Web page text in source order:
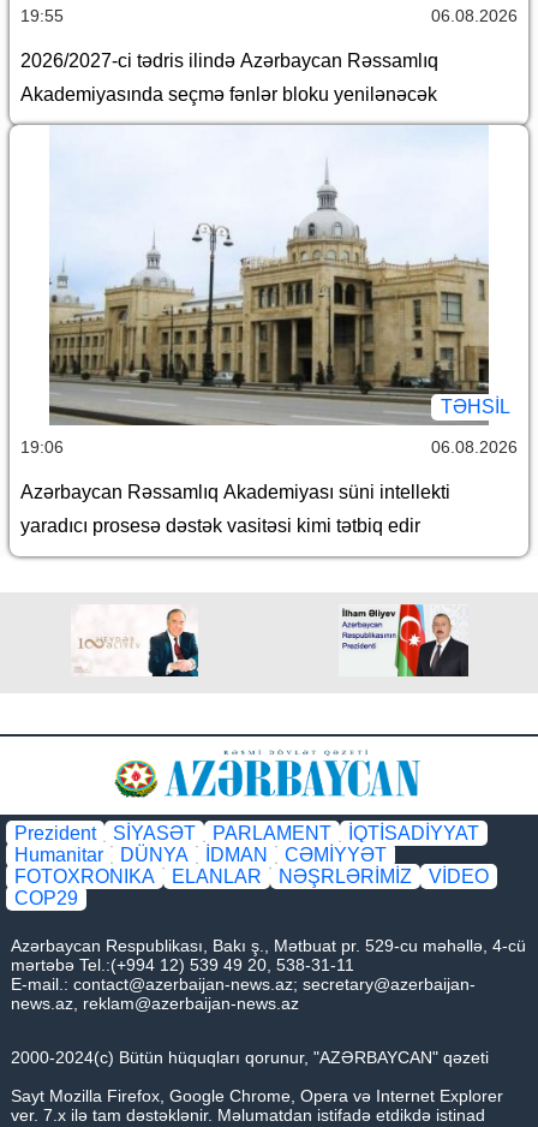
19:55 06.08.2026
2026/2027-ci tədris ilində Azərbaycan Rəssamlıq
Akademiyasında seçmə fənlər bloku yenilənəcək
TƏHSIL
19:06 06.08.2026
Azərbaycan Rəssamlıq Akademiyası süni intellekti
yaradıcı prosesə dəstək vasitəsi kimi tətbiq edir
Prezident SİYASƏT PARLAMENT
İQTİSADİYYAT
Humanitar
DÜNYA İDMAN
CƏMİYYƏT
FOTOXRONIKA
ELANLAR NƏŞRLƏRİMİZ
VİDEO
COP29
Azərbaycan Respublikası, Bakı ş., Mətbuat pr. 529-cu məhəllə, 4-cü
mərtəbə Tel.:(+994 12) 539 49 20, 538-31-11
E-mail.: contact@azerbaijan-news.az; secretary@azerbaijan-
news.az reklam@azerbaijan-news.az
2000-2024(c) Bütün hüquqları qorunur, "AZƏRBAYCAN" qəzeti
Sayt Mozilla Firefox, Google Chrome, Opera və Internet Explorer
ver. 7.x ilə tam dəstəklənir. Məlumatdan istifadə etdikdə istinad